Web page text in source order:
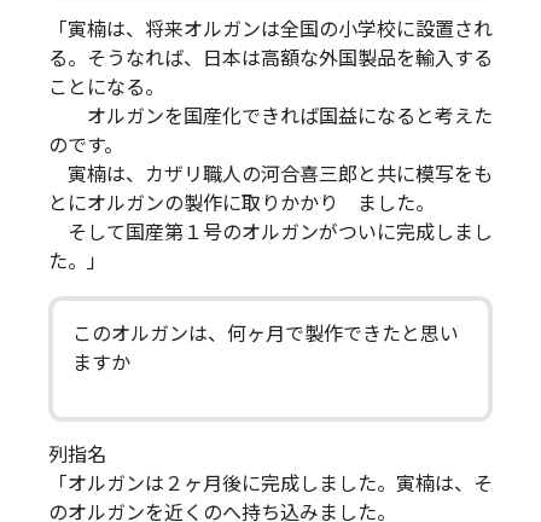
「寅楠は、将来オルガンは全国の小学校に設置され
る。そうなれば、日本は高額な外国製品を輸入する
ことになる。
オルガンを国産化できれば国益になると考えた
のです。
寅楠は、カザリ職人の河合喜三郎と共に模写をも
とにオルガンの製作に取りかかり ました。
そして国産第１号のオルガンがついに完成しまし
た。」
このオルガンは、何ヶ月で製作できたと思い
ますか
列指名
「オルガンは２ヶ月後に完成しました。寅楠は、そ
のオルガンを近くのへ持ち込みました。